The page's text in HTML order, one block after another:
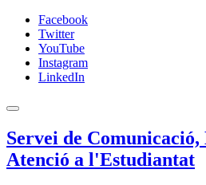
Facebook
Twitter
YouTube
Instagram
LinkedIn
Servei de
Atenció a l'Estudiantat